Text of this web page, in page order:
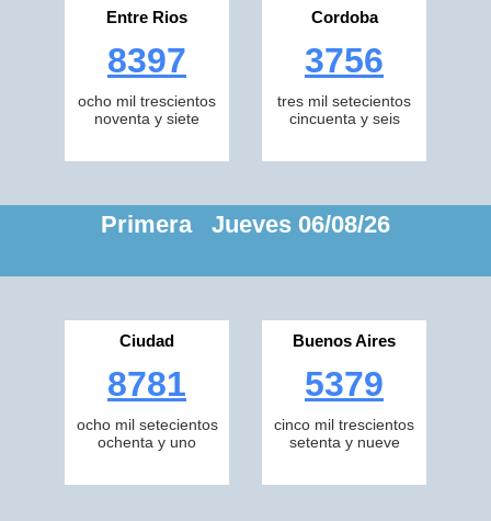
Entre Rios
8397
ocho mil trescientos
noventa y siete
Cordoba
3756
tres mil setecientos
cincuenta y seis
Primera Jueves 06/08/26
Ciudad
8781
ocho mil setecientos
ochenta y uno
Buenos Aires
5379
cinco mil trescientos
setenta y nueve